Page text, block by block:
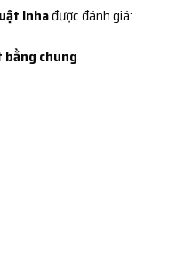
Inhađược đánh giá:
bằng chung